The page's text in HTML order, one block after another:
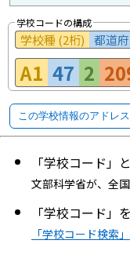
学校コードの構成
学校種 (2桁) 都道
A1 47 2
この学校情報のアドレ
「学校コード」
文部科学省が、全
「学校コード」
「学校コード検索」